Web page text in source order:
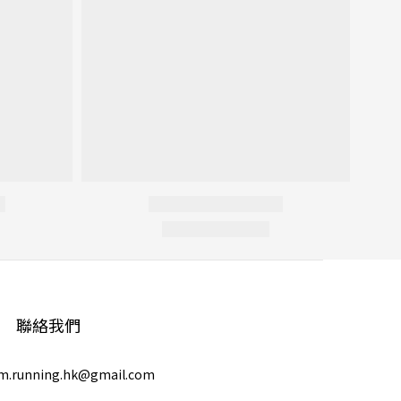
聯絡我們